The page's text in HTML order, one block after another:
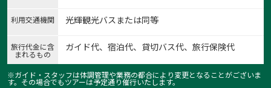
利用交通機関 光輝観光バスまたは同等
旅行代金に含
まれるもの
ガイド代、宿泊代、貸切バス代、旅行保険代
※ガイド・スタッフは体調管理や業務の都合により変更となることがございま
す。その場合でもツアーは予定通り催行いたします。